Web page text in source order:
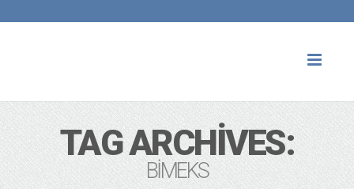
TAG ARCHIVES:
BIMEKS